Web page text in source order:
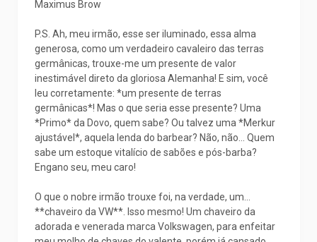
Maximus Brow
P.S. Ah, meu irmão, esse ser iluminado, essa alma
generosa, como um verdadeiro cavaleiro das terras
germânicas, trouxe-me um presente de valor
inestimável direto da gloriosa Alemanha! E sim, você
leu corretamente: *um presente de terras
germânicas*! Mas o que seria esse presente? Uma
*Primo* da Dovo, quem sabe? Ou talvez uma *Merkur
ajustável*, aquela lenda do barbear? Não, não... Quem
sabe um estoque vitalício de sabões e pós-barba?
Engano seu, meu caro!
O que o nobre irmão trouxe foi, na verdade, um...
**chaveiro da VW**. Isso mesmo! Um chaveiro da
adorada e venerada marca Volkswagen, para enfeitar